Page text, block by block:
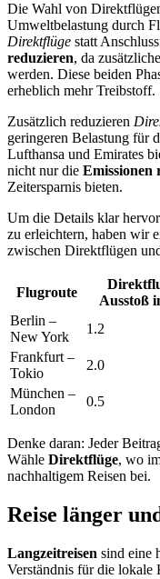
Die Wahl von
Umweltbelastung durch
Direktflüge statt
reduzieren, da
werden. Diese beiden
erheblich mehr Treibstoff.
Zusätzlich reduzieren
geringeren Belastung für
Lufthansa und Emirates
nicht nur die Emissionen
Zeitersparnis bieten.
Um die Details klar
zu erleichtern, haben wir
zwischen Direktflügen
Flugroute
Ausstoß
Berlin –
New York
1.2
Frankfurt –
Tokio
2.0
München –
London
0.5
Denke daran: Jeder
Wähle Direktflüge, wo
nachhaltigem Reisen bei.
Reise länger
Langzeitreisen sind eine
Verständnis für die lokale